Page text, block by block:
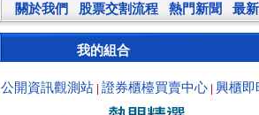
關於我們 股票交割流程 熱門新聞 最
我的組合
公開資訊觀測站 證券櫃檯買賣中心 興櫃即